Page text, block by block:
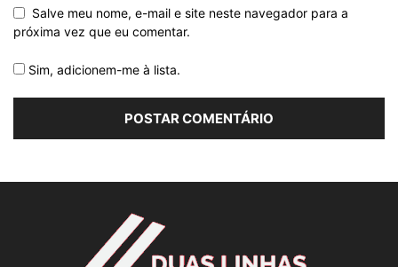
Salve meu nome, e-mail e site neste navegador para a
próxima vez que eu comentar.
Sim, adicionem-me à lista.